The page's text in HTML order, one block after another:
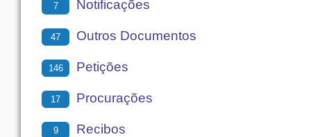
7 Notificações
47 Outros Documentos
146 Petições
17 Procurações
9 Recibos